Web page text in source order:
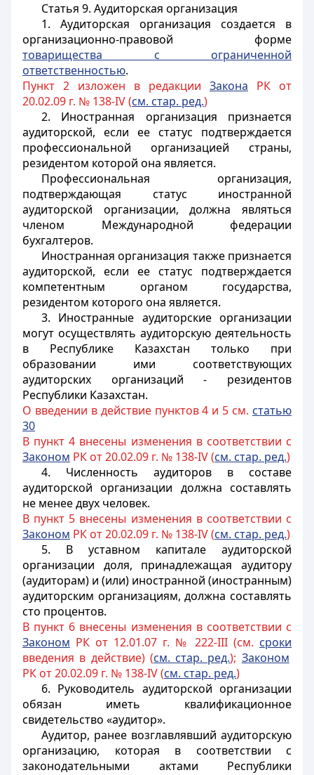
Статья 9. Аудиторская организация
1. Аудиторская организация создается в
организационно-правовой форме
товарищества с ограниченной
ответственностью.
Пункт 2 изложен в редакции Закона РК от
20.02.09 г. № 138-IV (см. стар. ред.)
2. Иностранная организация признается
аудиторской, если ее статус подтверждается
профессиональной организацией страны,
резидентом которой она является.
Профессиональная организация,
подтверждающая статус иностранной
аудиторской организации, должна являться
членом Международной федерации
бухгалтеров.
Иностранная организация также признается
аудиторской, если ее статус подтверждается
компетентным органом государства,
резидентом которого она является.
3. Иностранные аудиторские организации
могут осуществлять аудиторскую деятельность
в Республике Казахстан только при
образовании ими соответствующих
аудиторских организаций - резидентов
Республики Казахстан.
О введении в действие пунктов 4 и 5 см. статью
30
В пункт 4 внесены изменения в соответствии с
Законом РК от 20.02.09 г. № 138-IV (см. стар. ред.)
4. Численность аудиторов в составе
аудиторской организации должна составлять
не менее двух человек.
В пункт 5 внесены изменения в соответствии с
Законом РК от 20.02.09 г. № 138-IV (см. стар. ред.)
5. В уставном капитале аудиторской
организации доля, принадлежащая аудитору
(аудиторам) и (или) иностранной (иностранным)
аудиторским организациям, должна составлять
сто процентов.
В пункт 6 внесены изменения в соответствии с
Законом РК от 12.01.07 г. № 222-III (см. сроки
введения в действие) (см. стар. ред.); Законом
РК от 20.02.09 г. № 138-IV (см. стар. ред.)
6. Руководитель аудиторской организации
обязан иметь квалификационное
свидетельство «аудитор».
Аудитор, ранее возглавлявший аудиторскую
организацию, которая в соответствии с
законодательными актами Республики